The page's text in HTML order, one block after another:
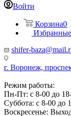
Войти
Корзина0
shifer-
г. Воронеж,
Режим работы:
Пн-Пт: с 8-00 до
Суббота: с 8-00 до
Воскресенье: